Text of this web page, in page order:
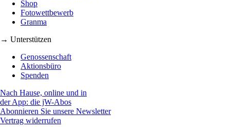
Shop
Fotowettbewerb
Granma
→ Unterstützen
Genossenschaft
Aktionsbüro
Spenden
Nach Hause, online und in
der App: die jW-Abos
Abonnieren Sie unsere Newsletter
Vertrag widerrufen